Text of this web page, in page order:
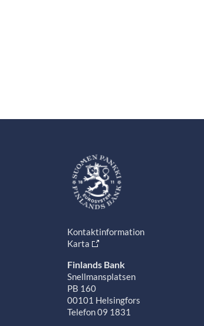
Kontaktinformation
Karta
Finlands Bank
Snellmansplatsen
PB 160
00101 Helsingfors
Telefon 09 1831